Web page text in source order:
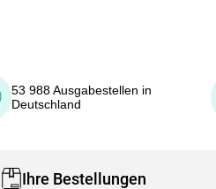
53 988 Ausgabestellen in
Deutschland
Ihre Bestellungen